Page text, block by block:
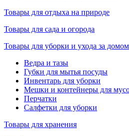
Товары для отдыха на природе
Товары для сада и огорода
Товары для уборки и ухода за домом
Ведра и тазы
Губки для мытья посуды
Инвентарь для уборки
Мешки и контейнеры для
Перчатки
Салфетки для уборки
Товары для хранения